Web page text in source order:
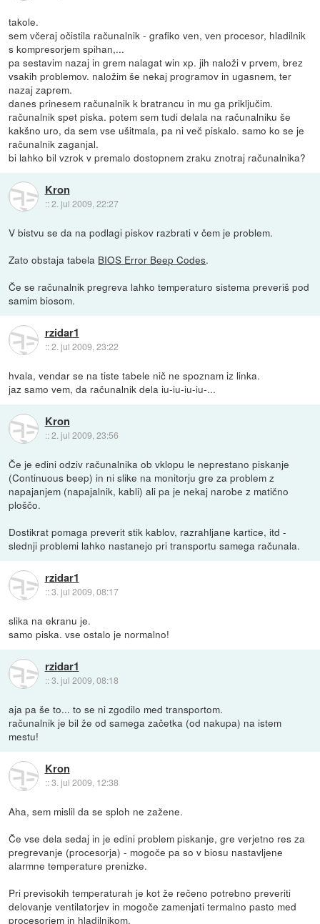
takole.
sem včeraj očistila računalnik - grafiko ven, ven procesor, hladilnik
s kompresorjem spihan,...
pa sestavim nazaj in grem nalagat win xp. jih naloži v prvem, brez
vsakih problemov. naložim še nekaj programov in ugasnem, ter
nazaj zaprem.
danes prinesem računalnik k bratrancu in mu ga priključim.
računalnik spet piska. potem sem tudi delala na računalniku še
kakšno uro, da sem vse ušitmala, pa ni več piskalo. samo ko se je
računalnik zaganjal.
bi lahko bil vzrok v premalo dostopnem zraku znotraj računalnika?
Kron
::2. jul 2009, 22:27
V bistvu se da na podlagi piskov razbrati v čem je problem.
Zato obstaja tabela BIOS Error Beep Codes.
Če se računalnik pregreva lahko temperaturo sistema preveriš pod
samim biosom.
rzidar1
::2. jul 2009, 23:22
hvala, vendar se na tiste tabele nič ne spoznam iz linka.
jaz samo vem, da računalnik dela iu-iu-iu-iu-...
Kron
::2. jul 2009, 23:56
Če je edini odziv računalnika ob vklopu le neprestano piskanje
(Continuous beep) in ni slike na monitorju gre za problem z
napajanjem (napajalnik, kabli) ali pa je nekaj narobe z matično
ploščo.
Dostikrat pomaga preverit stik kablov, razrahljane kartice, itd -
slednji problemi lahko nastanejo pri transportu samega računala.
rzidar1
::3. jul 2009, 08:17
slika na ekranu je.
samo piska. vse ostalo je normalno!
rzidar1
::3. jul 2009, 08:18
aja pa še to... to se ni zgodilo med transportom.
računalnik je bil že od samega začetka (od nakupa) na istem
mestu!
Kron
::3. jul 2009, 12:38
Aha, sem mislil da se sploh ne zažene.
Če vse dela sedaj in je edini problem piskanje, gre verjetno res za
pregrevanje (procesorja) - mogoče pa so v biosu nastavljene
alarmne temperature prenizke.
Pri previsokih temperaturah je kot že rečeno potrebno preveriti
delovanje ventilatorjev in mogoče zamenjati termalno pasto med
procesorjem in hladilnikom.